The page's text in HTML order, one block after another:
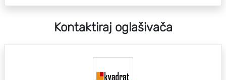
Kontaktiraj oglašivača